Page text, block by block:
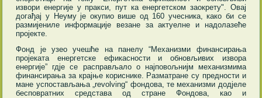
извори енергије у пракси, пут ка енергетском заокрету". Овај
догађај у Неуму је окупио више од 160 учесника, како би се
размијениле информације везане за актуелне и надолазеће
пројекте.
Фонд је узео учешће на панелу “Механизми финансирања
пројеката енергетске ефикасности и обновљивих извора
енергије” гдје се расправљало о најповољнијм механизмима
финансирања за крајње кориснике. Разматране су предности и
мане успостављања „revolving“ фондова, те механизми додјеле
бесповратних средстава од стране Фондова, као и